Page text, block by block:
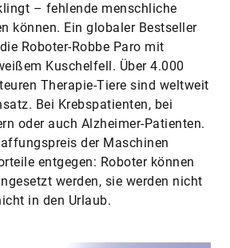
– fehlende menschliche
können. Ein globaler Bestseller
Roboter-Robbe Paro mit
Kuschelfell. Über 4.000
Therapie-Tiere sind weltweit
Bei Krebspatienten, bei
oder auch Alzheimer-Patienten.
der Maschinen
entgegen: Roboter können
werden, sie werden nicht
in den Urlaub.